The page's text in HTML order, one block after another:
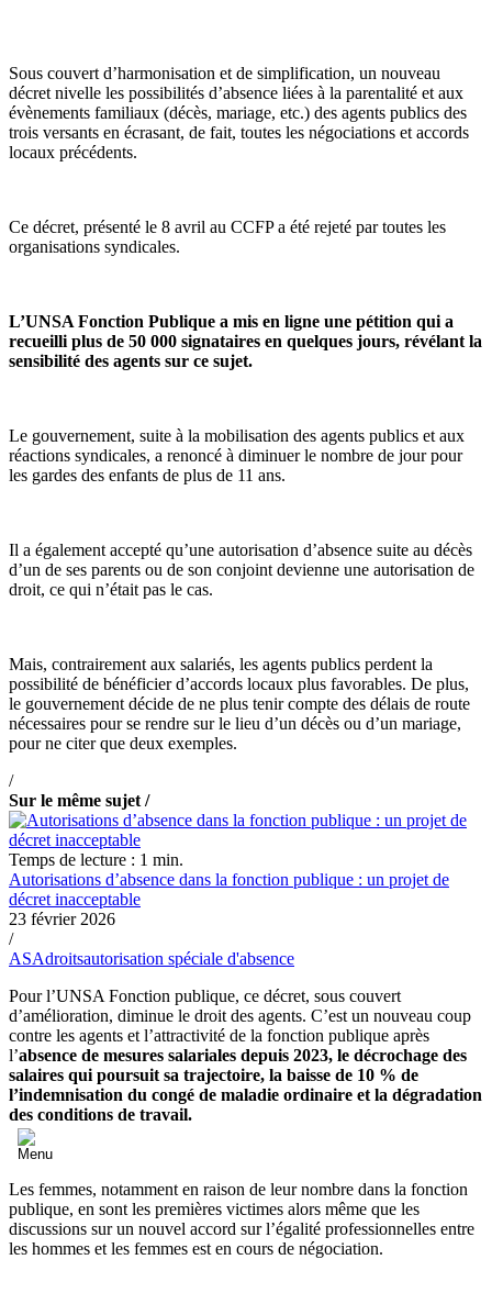
Sous couvert d’harmonisation et de simplification, un nouveau
décret nivelle les possibilités d’absence liées à la parentalité et aux
évènements familiaux (décès, mariage, etc.) des agents publics des
trois versants en écrasant, de fait, toutes les négociations et accords
locaux précédents.
Ce décret, présenté le 8 avril au CCFP a été rejeté par toutes les
organisations syndicales.
L’UNSA Fonction Publique a mis en ligne une pétition qui a
recueilli plus de 50 000 signataires en quelques jours, révélant la
sensibilité des agents sur ce sujet.
Le gouvernement, suite à la mobilisation des agents publics et aux
réactions syndicales, a renoncé à diminuer le nombre de jour pour
les gardes des enfants de plus de 11 ans.
Il a également accepté qu’une autorisation d’absence suite au décès
d’un de ses parents ou de son conjoint devienne une autorisation de
droit, ce qui n’était pas le cas.
Mais, contrairement aux salariés, les agents publics perdent la
possibilité de bénéficier d’accords locaux plus favorables. De plus,
le gouvernement décide de ne plus tenir compte des délais de route
nécessaires pour se rendre sur le lieu d’un décès ou d’un mariage,
pour ne citer que deux exemples.
/
Sur le même sujet /
Temps de lecture : 1 min.
Autorisations d’absence dans la fonction publique : un projet de
décret inacceptable
23 février 2026
/
ASAdroitsautorisation spéciale d'absence
Pour l’UNSA Fonction publique, ce décret, sous couvert
d’amélioration, diminue le droit des agents. C’est un nouveau coup
contre les agents et l’attractivité de la fonction publique après
l’absence de mesures salariales depuis 2023, le décrochage des
salaires qui poursuit sa trajectoire, la baisse de 10 % de
l’indemnisation du congé de maladie ordinaire et la dégradation
des conditions de travail.
Les femmes, notamment en raison de leur nombre dans la fonction
publique, en sont les premières victimes alors même que les
discussions sur un nouvel accord sur l’égalité professionnelles entre
les hommes et les femmes est en cours de négociation.